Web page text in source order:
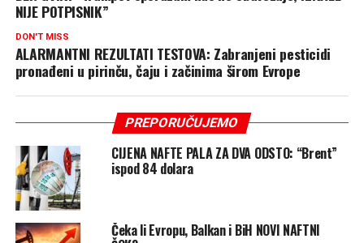
NIJE POTPISNIK”
DON'T MISS
ALARMANTNI REZULTATI TESTOVA: Zabranjeni pesticidi
pronađeni u pirinču, čaju i začinima širom Evrope
PREPORUČUJEMO
CIJENA NAFTE PALA ZA DVA ODSTO: “Brent”
ispod 84 dolara
Čeka li Evropu, Balkan i BiH NOVI NAFTNI